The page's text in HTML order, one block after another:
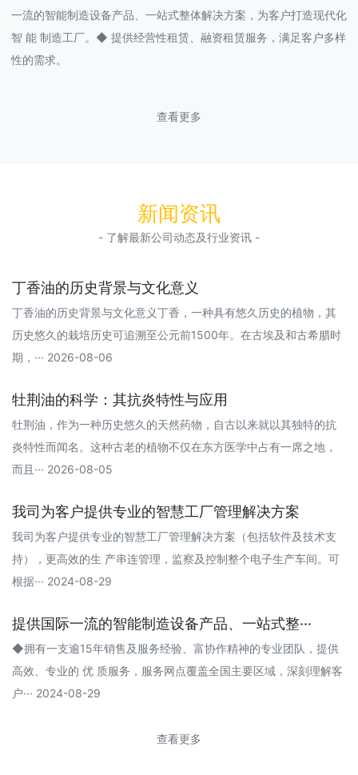
一流的智能制造设备产品、一站式整体解决方案，为客户打造现代化
智 能 制造工厂。◆ 提供经营性租赁、融资租赁服务，满足客户多样
性的需求。
查看更多
新闻资讯
- 了解最新公司动态及行业资讯 -
丁香油的历史背景与文化意义
丁香油的历史背景与文化意义丁香，一种具有悠久历史的植物，其
历史悠久的栽培历史可追溯至公元前1500年。在古埃及和古希腊时
期，··· 2026-08-06
牡荆油的科学：其抗炎特性与应用
牡荆油，作为一种历史悠久的天然药物，自古以来就以其独特的抗
炎特性而闻名。这种古老的植物不仅在东方医学中占有一席之地，
而且··· 2026-08-05
我司为客户提供专业的智慧工厂管理解决方案
我司为客户提供专业的智慧工厂管理解决方案（包括软件及技术支
持），更高效的生 产串连管理，监察及控制整个电子生产车间。可
根据··· 2024-08-29
提供国际一流的智能制造设备产品、一站式整···
◆拥有一支逾15年销售及服务经验、富协作精神的专业团队，提供
高效、专业的 优 质服务，服务网点覆盖全国主要区域，深刻理解客
户··· 2024-08-29
查看更多